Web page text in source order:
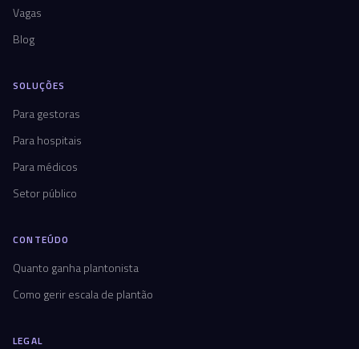
Vagas
Blog
SOLUÇÕES
Para gestoras
Para hospitais
Para médicos
Setor público
CONTEÚDO
Quanto ganha plantonista
Como gerir escala de plantão
LEGAL